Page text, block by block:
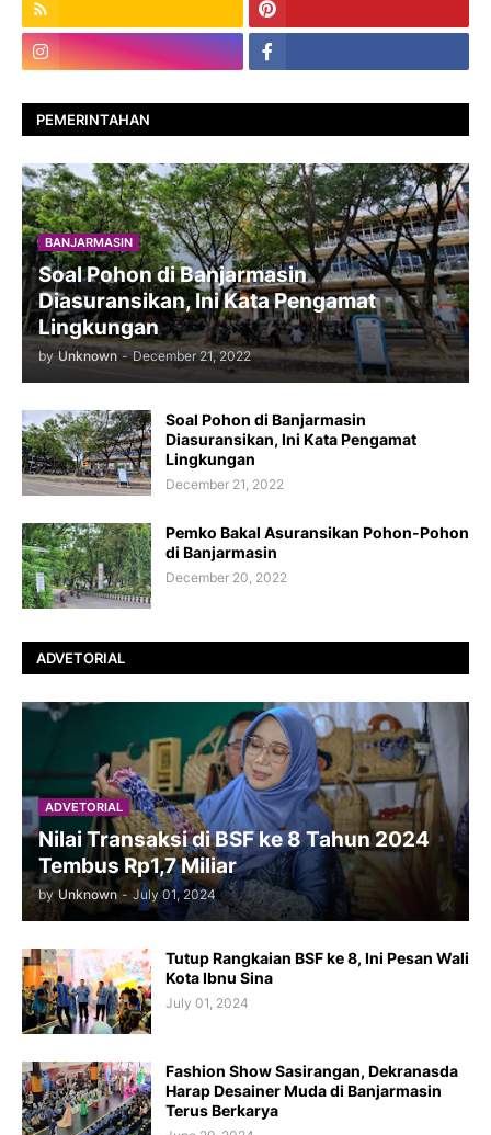
PEMERINTAHAN
BANJARMASIN
Soal Pohon di Banjarmasin
Diasuransikan, Ini Kata Pengamat
Lingkungan
by Unknown - December 21, 2022
Soal Pohon di Banjarmasin
Diasuransikan, Ini Kata Pengamat
Lingkungan
December 21, 2022
Pemko Bakal Asuransikan Pohon-Pohon
di Banjarmasin
December 20, 2022
ADVETORIAL
ADVETORIAL
Nilai Transaksi di BSF ke 8 Tahun 2024
Tembus Rp1,7 Miliar
by Unknown - July 01, 2024
Tutup Rangkaian BSF ke 8, Ini Pesan Wali
Kota Ibnu Sina
July 01, 2024
Fashion Show Sasirangan, Dekranasda
Harap Desainer Muda di Banjarmasin
Terus Berkarya